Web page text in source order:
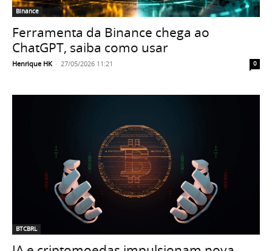
Binance
Ferramenta da Binance chega ao
ChatGPT, saiba como usar
Henrique HK - 27/05/2026 11:21 0
BTCBRL